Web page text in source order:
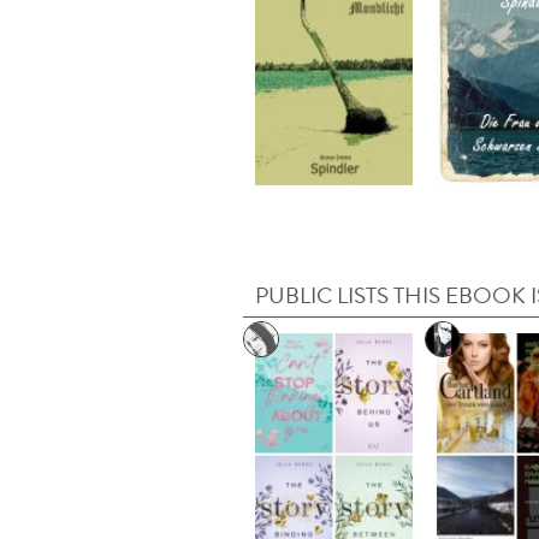
PUBLIC LISTS THIS EBOOK